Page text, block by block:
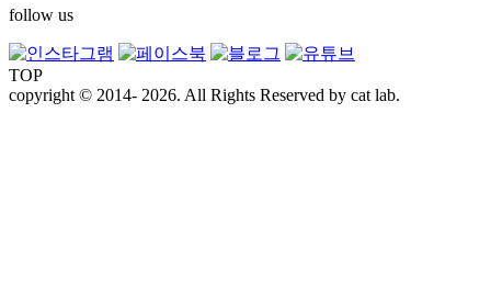
follow us
TOP
copyright © 2014- 2026. All Rights Reserved by cat lab.